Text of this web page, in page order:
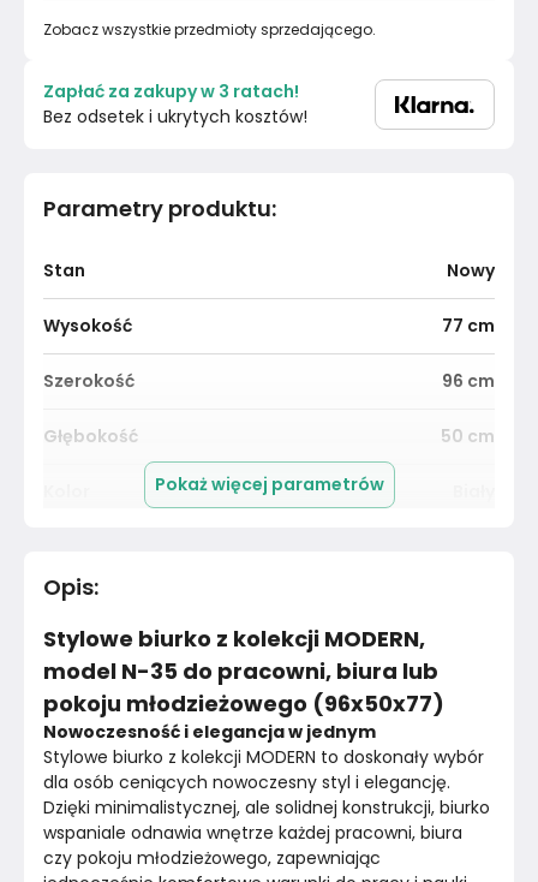
Parametry produktu:
Stan Nowy
Wysokość 77 cm
Szerokość 96 cm
Głębokość 50 cm
Kolor Frontu
Kolor Korpusu
Liczba drzwi
Rodzaj drzwi Otwierane
Wykończenie frontów Płyta laminowana
Pokaż więcej parametrów
Opis:
Stylowe biurko z kolekcji MODERN,
model N-35 do pracowni, biura lub
pokoju młodzieżowego (96x50x77)
Nowoczesność i elegancja w jednym
Stylowe biurko z kolekcji MODERN to doskonały wybór
dla osób ceniących nowoczesny styl i elegancję.
Dzięki minimalistycznej, ale solidnej konstrukcji, biurko
wspaniale odnawia wnętrze każdej pracowni, biura
czy pokoju młodzieżowego, zapewniając
Zobacz wszystkie przedmioty sprzedającego.
Zapłać za zakupy w 3 ratach!
Bez odsetek i ukrytych kosztów!